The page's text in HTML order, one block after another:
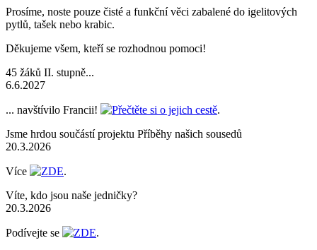
Prosíme, noste pouze čisté a funkční věci zabalené do igelitových
pytlů, tašek nebo krabic.
Děkujeme všem, kteří se rozhodnou pomoci!
45 žáků II. stupně...
6.6.2027
... navštívilo Francii! Přečtěte si o jejich cestě.
Jsme hrdou součástí projektu Příběhy našich sousedů
20.3.2026
Více ZDE.
Víte, kdo jsou naše jedničky?
20.3.2026
Podívejte se ZDE.